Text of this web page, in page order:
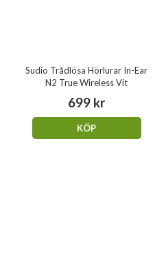
Sudio Trådlösa Hörlurar In-Ear
N2 True Wireless Vit
699 kr
KÖP